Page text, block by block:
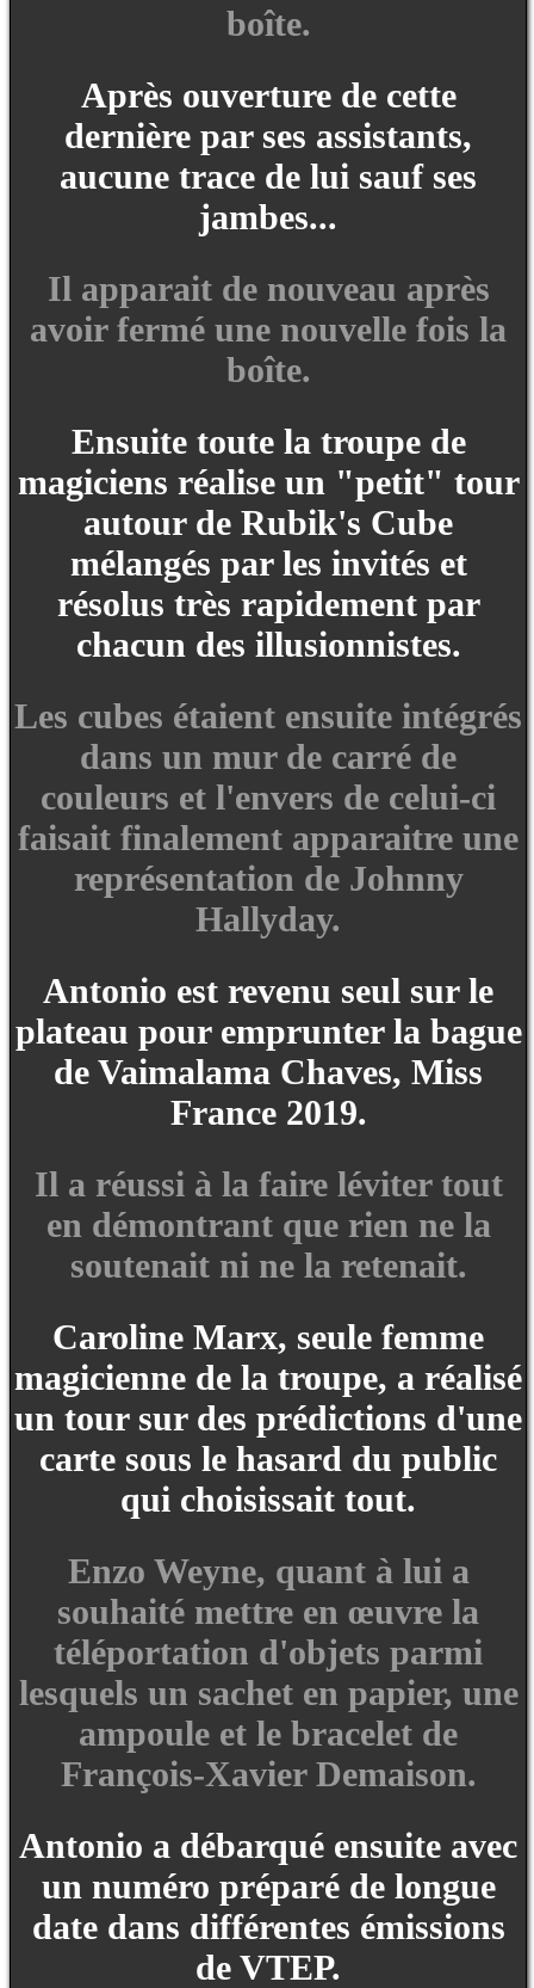
boîte.
Après ouverture de cette
dernière par ses assistants,
aucune trace de lui sauf ses
jambes...
Il apparait de nouveau après
avoir fermé une nouvelle fois la
boîte.
Ensuite toute la troupe de
magiciens réalise un "petit" tour
autour de Rubik's Cube
mélangés par les invités et
résolus très rapidement par
chacun des illusionnistes.
Les cubes étaient ensuite intégrés
dans un mur de carré de
couleurs et l'envers de celui-ci
faisait finalement apparaitre une
représentation de Johnny
Hallyday.
Antonio est revenu seul sur le
plateau pour emprunter la bague
de Vaimalama Chaves, Miss
France 2019.
Il a réussi à la faire léviter tout
en démontrant que rien ne la
soutenait ni ne la retenait.
Caroline Marx, seule femme
magicienne de la troupe, a réalisé
un tour sur des prédictions d'une
carte sous le hasard du public
qui choisissait tout.
Enzo Weyne, quant à lui a
souhaité mettre en œuvre la
téléportation d'objets parmi
lesquels un sachet en papier, une
ampoule et le bracelet de
François-Xavier Demaison.
Antonio a débarqué ensuite avec
un numéro préparé de longue
date dans différentes émissions
de VTEP.